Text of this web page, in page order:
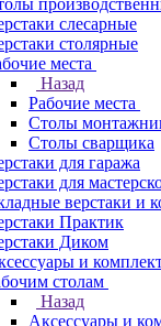
слесарные
столярные
места
Назад
Рабочие места
Столы
Столы сварщика
для гаража
для
верстаки и
Практик
Диком
и
столам
Назад
Аксессуары и